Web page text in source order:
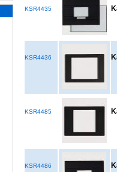
KSR4435
KSR4436
KSR4485
KSR4486